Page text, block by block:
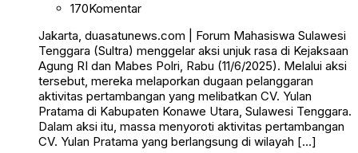
170Komentar
Jakarta, duasatunews.com | Forum Mahasiswa Sulawesi
Tenggara (Sultra) menggelar aksi unjuk rasa di Kejaksaan
Agung RI dan Mabes Polri, Rabu (11/6/2025). Melalui aksi
tersebut, mereka melaporkan dugaan pelanggaran
aktivitas pertambangan yang melibatkan CV. Yulan
Pratama di Kabupaten Konawe Utara, Sulawesi Tenggara.
Dalam aksi itu, massa menyoroti aktivitas pertambangan
CV. Yulan Pratama yang berlangsung di wilayah […]